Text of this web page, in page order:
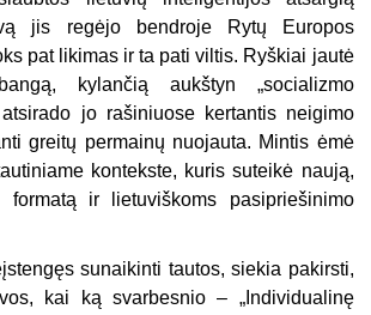
jis regėjo bendroje Rytų Europos
pat likimas ir ta pati viltis. Ryškiai jautė
kylančią aukštyn „socializmo
atsirado jo rašiniuose kertantis neigimo
greitų permainų nuojauta. Mintis ėmė
kontekste, kuris suteikė naują,
ir lietuviškoms pasipriešinimo
sunaikinti tautos, siekia pakirsti,
kai ką svarbesnio – „Individualinę